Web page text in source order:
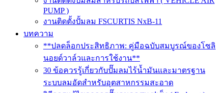
PUMP )
งานติดตั้งปั้มลม FSCURTIS NxB-11
บทความ
**ปลดล็อกประสิทธิภาพ: คู่มือฉบับสมบูรณ์ของโซลิ
นอยด์วาล์วและการใช้งาน**
30 ข้อควรรู้เกี่ยวกับปั๊มลมไร้น้ำมันและมาตรฐาน
ระบบลมอัดสำหรับอุตสาหกรรมสะอาด